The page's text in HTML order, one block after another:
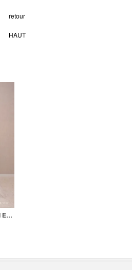
retour
HAUT
Robe et surrobe Jacquard Empire Line <PD-WDOR-1122>